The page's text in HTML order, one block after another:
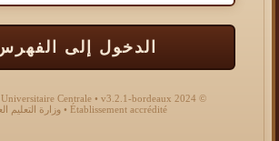
الدخول إلى
© 2024 Bibliothèque Universitaire Centrale • v3.2.1-bordeaux
Établissement accrédité • وزارة التعليم العالي